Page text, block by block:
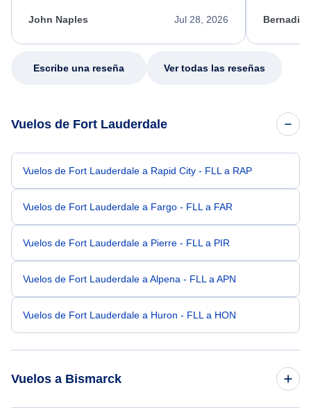
appreciate her excellent service.
Jul 28, 2026
John Naples
my issue.
Escribe una reseña Ver todas las reseñas
Vuelos de Fort Lauderdale
Vuelos de Fort Lauderdale a Rapid City - FLL a RAP
Vuelos de Fort Lauderdale a Fargo - FLL a FAR
Vuelos de Fort Lauderdale a Pierre - FLL a PIR
Vuelos de Fort Lauderdale a Alpena - FLL a APN
Vuelos de Fort Lauderdale a Huron - FLL a HON
Vuelos a Bismarck